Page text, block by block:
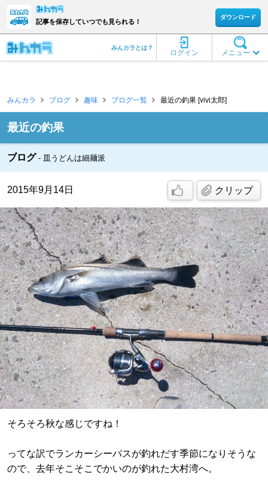
記事を保存していつでも見られる！
ダウンロード
メニュー
ログイン
みんカラとは？
みんカラ ブログ 趣味 ブログ一覧 最近の釣果 [vivi太郎]
最近の釣果
ブログ 皿うどんは細麺派
2015年9月14日 クリップ
そろそろ秋な感じですね！
ってな訳でランカーシーバスが釣れだす季節になりそうな
ので、去年そこそこでかいのが釣れた大村湾へ。